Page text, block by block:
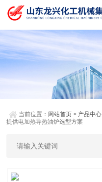
当前位置： 网站首页 > 产品中心
提供电加热导热油炉选型方案